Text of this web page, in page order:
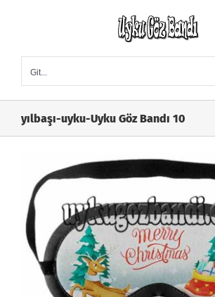
Git...
yılbaşı-uyku-Uyku Göz Bandı 10